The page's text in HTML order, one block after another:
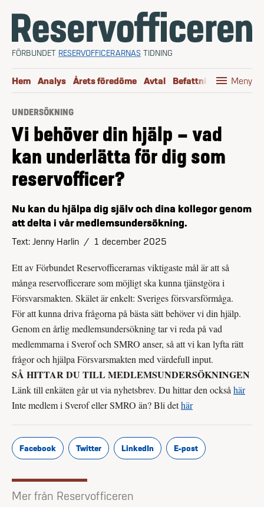
FÖRBUNDET RESERVOFFICERARNAS TIDNING
Hem Analys Årets föredöme Avtal Befattningen
menu Meny
UNDERSÖKNING
Vi behöver din hjälp – vad
kan underlätta för dig som
reservofficer?
Nu kan du hjälpa dig själv och dina kollegor genom
att delta i vår medlemsundersökning.
Text: Jenny Harlin / 1 december 2025
Ett av Förbundet Reservofficerarnas viktigaste mål är att så
många reservofficerare som möjligt ska kunna tjänstgöra i
Försvarsmakten. Skälet är enkelt: Sveriges försvarsförmåga.
För att kunna driva frågorna på bästa sätt behöver vi din hjälp.
Genom en årlig medlemsundersökning tar vi reda på vad
medlemmarna i Sverof och SMRO anser, så att vi kan lyfta rätt
frågor och hjälpa Försvarsmakten med värdefull input.
SÅ HITTAR DU TILL MEDLEMSUNDERSÖKNINGEN
Länk till enkäten går ut via nyhetsbrev. Du hittar den också här
Inte medlem i Sverof eller SMRO än? Bli dethär
Facebook Twitter LinkedIn E-post
Mer från Reservofficeren